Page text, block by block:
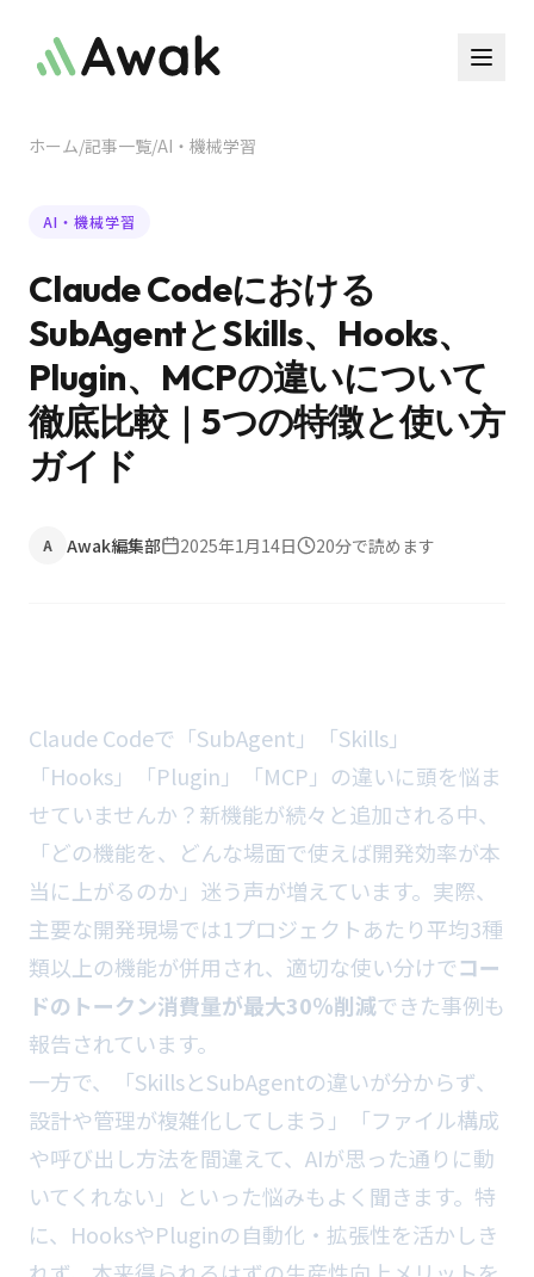
ホーム/記事一覧/AI・機械学習
AI・機械学習
Claude Codeにおける
SubAgentとSkills、Hooks、
Plugin、MCPの違いについて
徹底比較｜5つの特徴と使い方
ガイド
A Awak編集部 2025年1月14日 20分で読めます
Claude Codeで「SubAgent」「Skills」
「Hooks」「Plugin」「MCP」の違いに頭を悩ま
せていませんか？新機能が続々と追加される中、
「どの機能を、どんな場面で使えば開発効率が本
当に上がるのか」迷う声が増えています。実際、
主要な開発現場では1プロジェクトあたり平均3種
類以上の機能が併用され、適切な使い分けでコー
ドのトークン消費量が最大30％削減できた事例も
報告されています。
一方で、「SkillsとSubAgentの違いが分からず、
設計や管理が複雑化してしまう」「ファイル構成
や呼び出し方法を間違えて、AIが思った通りに動
いてくれない」といった悩みもよく聞きます。特
に、HooksやPluginの自動化・拡張性を活かしき